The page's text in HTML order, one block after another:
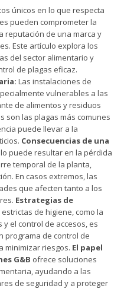
únicos en lo que respecta
pueden comprometer la
reputación de una marca y
Este artículo explora los
del sector alimentario y
de plagas eficaz.
Las instalaciones de
vulnerables a las
de alimentos y residuos
son las plagas más comunes
puede llevar a la
Consecuencias de una
puede resultar en la pérdida
temporal de la planta,
En casos extremos, las
que afecten tanto a los
Estrategias de
de higiene, como la
el control de accesos, es
programa de control de
minimizar riesgos. El papel
G&B ofrece soluciones
ayudando a las
de seguridad y a proteger